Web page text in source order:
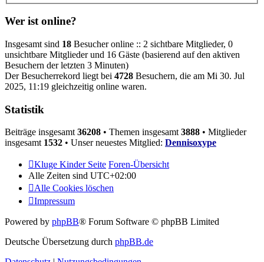
Wer ist online?
Insgesamt sind 18 Besucher online :: 2 sichtbare Mitglieder, 0
unsichtbare Mitglieder und 16 Gäste (basierend auf den aktiven
Besuchern der letzten 3 Minuten)
Der Besucherrekord liegt bei 4728 Besuchern, die am Mi 30. Jul
2025, 11:19 gleichzeitig online waren.
Statistik
Beiträge insgesamt 36208 • Themen insgesamt 3888 • Mitglieder
insgesamt 1532 • Unser neuestes Mitglied: Dennisoxype
Kluge Kinder Seite Foren-Übersicht
Alle Zeiten sind UTC+02:00
Alle Cookies löschen
Impressum
Powered by phpBB® Forum Software © phpBB Limited
Deutsche Übersetzung durch phpBB.de